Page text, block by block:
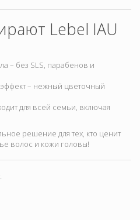
Lebel IAU
– без SLS, парабенов и
– нежный цветочный
для всей семьи, включая
решение для тех, кто ценит
волос и кожи головы!